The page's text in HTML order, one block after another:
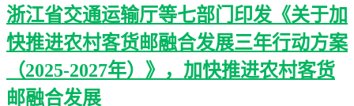
浙江省交通运输厅等七部门印发《关于加
快推进农村客货邮融合发展三年行动方案
（2025-2027年）》，加快推进农村客货
邮融合发展